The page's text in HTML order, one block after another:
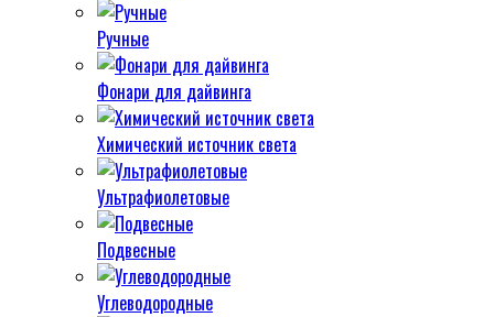
Ручные
Фонари для дайвинга
Химический источник света
Ультрафиолетовые
Подвесные
Углеводородные